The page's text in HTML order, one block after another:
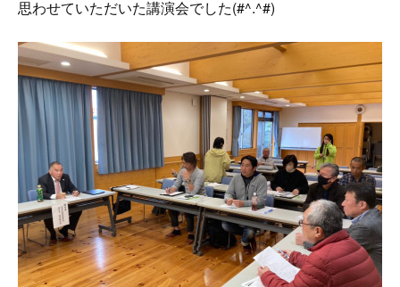
思わせていただいた講演会でした(#^.^#)